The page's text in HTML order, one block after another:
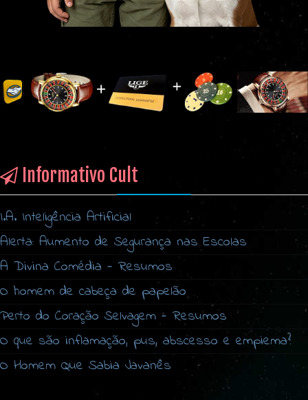
Informativo Cult
I.A. Inteligência Artificial
Alerta: Aumento de Segurança nas Escolas
A Divina Comédia - Resumos
O homem de cabeça de papelão
Perto do Coração Selvagem - Resumos
O que são inflamação, pus, abscesso e empiema?
O Homem Que Sabia Javanês